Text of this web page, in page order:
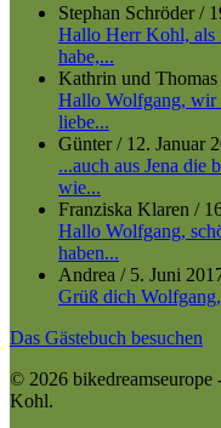
Stephan Schröder/
Hallo Herr Kohl, als
habe,...
Kathrin und Thomas
Hallo Wolfgang, wir
liebe...
Günter/ 12. Januar
...auch aus Jena die
wie...
Franziska Klaren /
Hallo Wolfgang,
haben...
Andrea / 5. Juni
Grüß dich
Das Gästebuch besuchen
© 2026 bikedreamseurope
Kohl.